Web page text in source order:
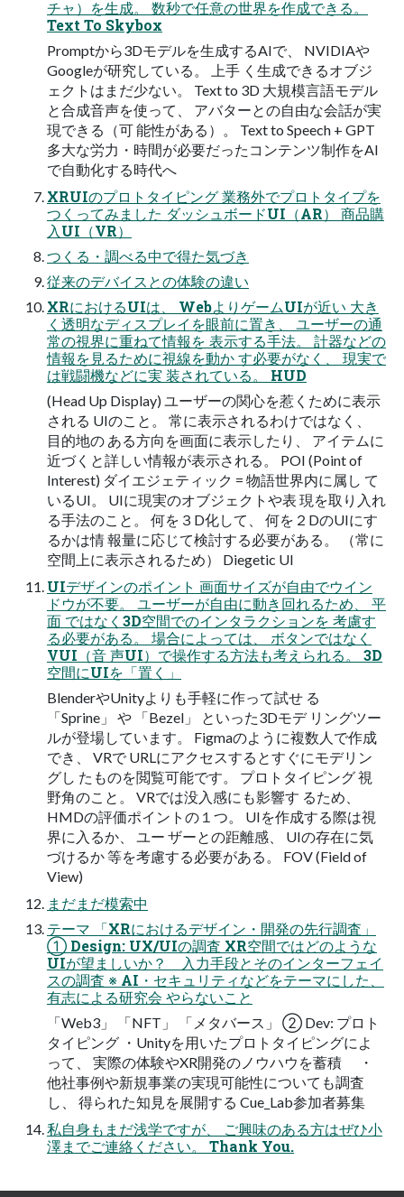
チャ）を生成。 数秒で任意の世界を作成できる。
Text To Skybox
Promptから3Dモデルを生成するAIで、 NVIDIAや
Googleが研究している。 上手 く生成できるオブジ
ェクトはまだ少ない。 Text to 3D 大規模言語モデル
と合成音声を使って、 アバターとの自由な会話が実
現できる（可 能性がある）。 Text to Speech + GPT
多大な労力・時間が必要だったコンテンツ制作をAI
で自動化する時代へ
XRUIのプロトタイピング 業務外でプロトタイプを
つくってみました ダッシュボードUI（AR） 商品購
入UI（VR）
つくる・調べる中で得た気づき
従来のデバイスとの体験の違い
XRにおけるUIは、 WebよりゲームUIが近い 大き
く透明なディスプレイを眼前に置き、 ユーザーの通
常の視界に重ねて情報を 表示する手法。 計器などの
情報を見るために視線を動か す必要がなく、 現実で
は戦闘機などに実 装されている。 HUD
(Head Up Display) ユーザーの関心を惹くために表示
される UIのこと。 常に表示されるわけではなく、
目的地の ある方向を画面に表示したり、 アイテムに
近づくと詳しい情報が表示される。 POI (Point of
Interest) ダイエジェティック = 物語世界内に属し て
いるUI。 UIに現実のオブジェクトや表 現を取り入れ
る手法のこと。 何を３D化して、 何を２DのUIにす
るかは情 報量に応じて検討する必要がある。 （常に
空間上に表示されるため） Diegetic UI
UIデザインのポイント 画面サイズが自由でウイン
ドウが不要。 ユーザーが自由に動き回れるため、 平
面 ではなく3D空間でのインタラクションを 考慮す
る必要がある。 場合によっては、 ボタンではなく
VUI（音 声UI）で操作する方法も考えられる。 3D
空間にUIを「置く」
BlenderやUnityよりも手軽に作って試せ る
「Sprine」 や 「Bezel」 といった3Dモデ リングツー
ルが登場しています。 Figmaのように複数人で作成
でき、 VRで URLにアクセスするとすぐにモデリン
グし たものを閲覧可能です。 プロトタイピング 視
野角のこと。 VRでは没入感にも影響す るため、
HMDの評価ポイントの１つ。 UIを作成する際は視
界に入るか、 ユー ザーとの距離感、 UIの存在に気
づけるか 等を考慮する必要がある。 FOV (Field of
View)
まだまだ模索中
テーマ 「XRにおけるデザイン・開発の先行調査」
① Design: UX/UIの調査 XR空間ではどのような
UIが望ましいか？ 入力手段とそのインターフェイ
スの調査 ※ AI・セキュリティなどをテーマにした、
有志による研究会 やらないこと
「Web3」 「NFT」 「メタバース」 ② Dev: プロト
タイピング ・Unityを用いたプロトタイピングによ
って、 実際の体験やXR開発のノウハウを蓄積 ・
他社事例や新規事業の実現可能性についても調査
し、 得られた知見を展開する Cue_Lab参加者募集
私自身もまだ浅学ですが、 ご興味のある方はぜひ小
澤までご連絡ください。 Thank You.